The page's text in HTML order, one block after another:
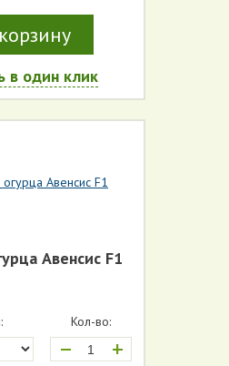
в один клик
Авенсис F1
Кол-во:
+